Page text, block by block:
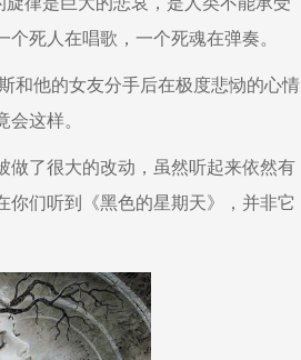
死人在唱歌，一个死魂在弹奏。
他的女友分手后在极度悲恸的心情
这样。
了很大的改动，虽然听起来依然有
们听到《黑色的星期天》，并非它